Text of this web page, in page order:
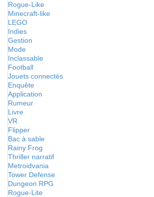
Rogue-Like
Minecraft-like
LEGO
Indies
Gestion
Mode
Inclassable
Football
Jouets connectés
Enquête
Application
Rumeur
Livre
VR
Flipper
Bac à sable
Rainy Frog
Thriller narratif
Metroidvania
Tower Defense
Dungeon RPG
Rogue-Lite